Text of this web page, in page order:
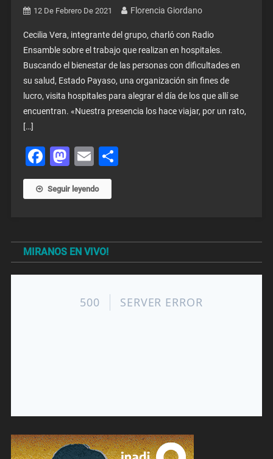
12 De Febrero De 2021 Florencia Giordano
Cecilia Vera, integrante del grupo, charló con Radio
Ensamble sobre el trabajo que realizan en hospitales.
Buscando el bienestar de las personas con dificultades en
su salud, Estado Payaso, una organización sin fines de
lucro, visita hospitales para alegrar el día de los que allí se
encuentran. «Nuestra presencia los hace viajar, por un rato,
[…]
Facebook
Mastodon
EmailShare
Seguir leyendo
MIRANOS EN VIVO!